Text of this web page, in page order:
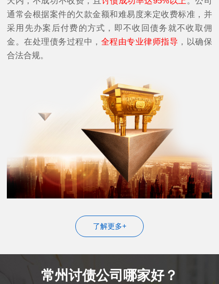
通常会根据案件的欠款金额和难易度来定收费标准，并
采用先办案后付费的方式，即不收回债务就不收取佣
金。在处理债务过程中， 全程由专业律师指导 ，以确保
合法合规。
了解更多+
常州讨债公司哪家好？